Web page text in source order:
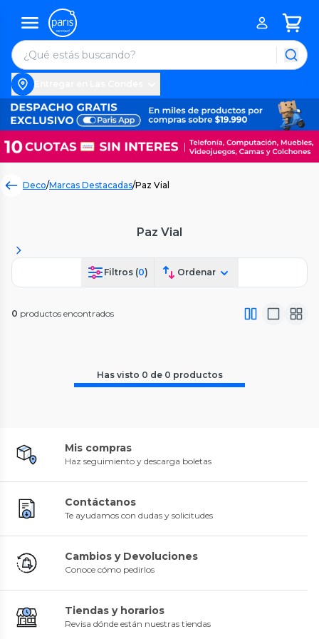
Deco/Marcas Destacadas/Paz Vial
Paz Vial
Filtros (0) Ordenar
0 productos encontrados
Has visto 0 de 0 productos
Mis compras
Haz seguimiento y descarga boletas
Contáctanos
Te ayudamos con dudas y solicitudes
Cambios y Devoluciones
Conoce cómo pedirlos
Tiendas y horarios
Revisa dónde están nuestras tiendas